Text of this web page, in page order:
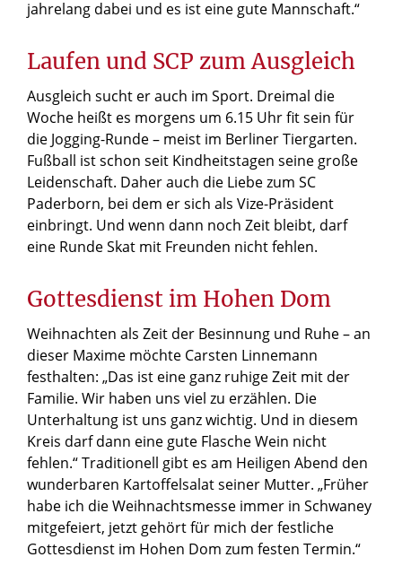
jahrelang dabei und es ist eine gute Mannschaft.“
Laufen und SCP zum Ausgleich
Ausgleich sucht er auch im Sport. Dreimal die
Woche heißt es morgens um 6.15 Uhr fit sein für
die Jogging-Runde – meist im Berliner Tiergarten.
Fußball ist schon seit Kindheitstagen seine große
Leidenschaft. Daher auch die Liebe zum SC
Paderborn, bei dem er sich als Vize-Präsident
einbringt. Und wenn dann noch Zeit bleibt, darf
eine Runde Skat mit Freunden nicht fehlen.
Gottesdienst im Hohen Dom
Weihnachten als Zeit der Besinnung und Ruhe – an
dieser Maxime möchte Carsten Linnemann
festhalten: „Das ist eine ganz ruhige Zeit mit der
Familie. Wir haben uns viel zu erzählen. Die
Unterhaltung ist uns ganz wichtig. Und in diesem
Kreis darf dann eine gute Flasche Wein nicht
fehlen.“ Traditionell gibt es am Heiligen Abend den
wunderbaren Kartoffelsalat seiner Mutter. „Früher
habe ich die Weihnachtsmesse immer in Schwaney
mitgefeiert, jetzt gehört für mich der festliche
Gottesdienst im Hohen Dom zum festen Termin.“